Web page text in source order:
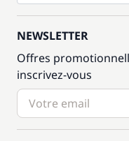
NEWSLETTER
Offres
inscrivez-vous